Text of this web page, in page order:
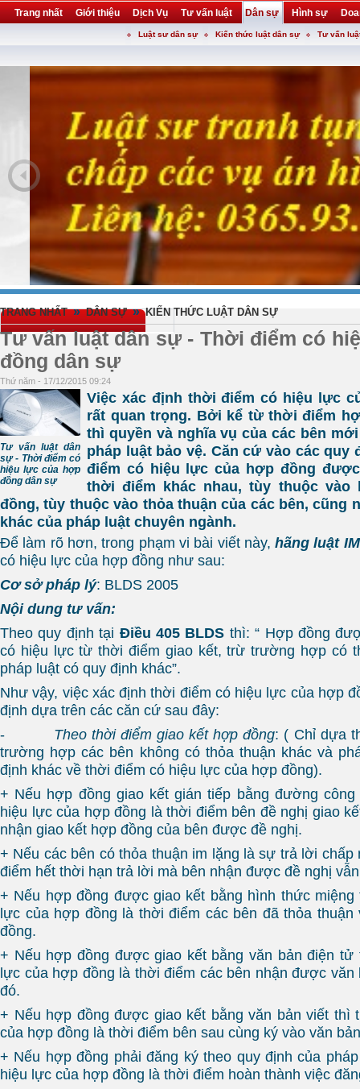
Trang nhất Giới thiệu Dịch Vụ Tư vấn luật Dân sự Hình sự
forum utility
Luật sư dân sự Kiến thức luật dân sự Tư vấn
TRANG NHẤT » DÂN SỰ » KIẾN THỨC LUẬT DÂN SỰ
Tư vấn luật dân sự - Thời điểm có
đồng dân sự
Thứ năm - 17/12/2015 09:24
Tư vấn luật dân
sự - Thời điểm có
hiệu lực của hợp
đồng dân sự
Việc xác định thời điểm có hiệu lực
rất quan trọng. Bởi kể từ thời điểm
thì quyền và nghĩa vụ của các bên
pháp luật bảo vệ. Căn cứ vào các quy
điểm có hiệu lực của hợp đồng
thời điểm khác nhau, tùy thuộc vào
đồng, tùy thuộc vào thỏa thuận của các bên, cũng
khác của pháp luật chuyên ngành.
Để làm rõ hơn, trong phạm vi bài viết này,hãng luật
có hiệu lực của hợp đồng như sau:
Cơ sở pháp lý: BLDS 2005
Nội dung tư vấn:
Theo quy định tại Điều 405 BLDS thì: “ Hợp đồng
có hiệu lực từ thời điểm giao kết, trừ trường hợp có
pháp luật có quy định khác”.
Như vậy, việc xác định thời điểm có hiệu lực của hợp
định dựa trên các căn cứ sau đây:
- Theo thời điểm giao kết hợp đồng: ( Chỉ dựa
trường hợp các bên không có thỏa thuận khác và
định khác về thời điểm có hiệu lực của hợp đồng).
+ Nếu hợp đồng giao kết gián tiếp bằng đường
hiệu lực của hợp đồng là thời điểm bên đề nghị giao
nhận giao kết hợp đồng của bên được đề nghị.
+ Nếu các bên có thỏa thuận im lặng là sự trả lời
điểm hết thời hạn trả lời mà bên nhận được đề nghị
+ Nếu hợp đồng được giao kết bằng hình thức
lực của hợp đồng là thời điểm các bên đã thỏa thuận
đồng.
+ Nếu hợp đồng được giao kết bằng văn bản điện tử
lực của hợp đồng là thời điểm các bên nhận được văn
đó.
+ Nếu hợp đồng được giao kết bằng văn bản viết thì
của hợp đồng là thời điểm bên sau cùng ký vào văn
+ Nếu hợp đồng phải đăng ký theo quy định của
hiệu lực của hợp đồng là thời điểm hoàn thành việc